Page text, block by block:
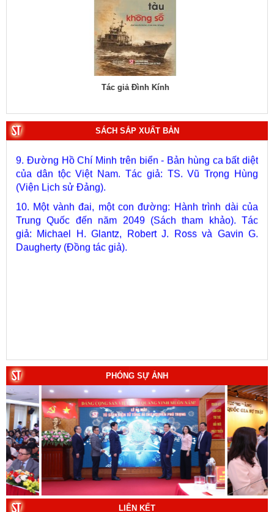
Tác giả PGS.TS. Nguyễn Trường Lịch
SÁCH SẮP XUẤT BẢN
phát triển kinh tế, chính trị, xã hội. Tác giả: PGS.TS. Vũ
Văn Phúc (Chủ biên).
7. Chủ quyền của Việt Nam ở Hoàng Sa, Trường Sa
giai đoạn 1884 - 1975: Thực trạng khai thác và quản lý.
Tác giả: Thượng tướng, PGS.TS. Trần Quốc Tỏ (Chủ
thể tác giả.
9. Đường Hồ Chí Minh trên biển - Bản hùng ca bất diệt
của dân tộc Việt Nam. Tác giả: TS. Vũ Trọng Hùng
(Viện Lịch sử Đảng).
10. Một vành đai, một con đường: Hành trình dài của
Trung Quốc đến năm 2049 (Sách tham khảo). Tác
giả:Michael H. Glantz, Robert J. Ross và Gavin G.
Daugherty (Đồng tác giả).
PHÓNG SỰ ẢNH
LIÊN KẾT